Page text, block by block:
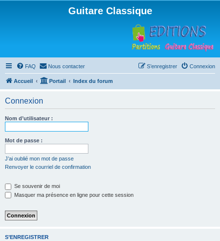
Guitare Classique
FAQ Nous contacter Connexion
S’enregistrer
Accueil Portail Index du forum
Connexion
Nom d’utilisateur :
Mot de passe :
J’ai oublié mon mot de passe
Renvoyer le courriel de confirmation
Se souvenir de moi
Masquer ma présence en ligne pour cette session
S’ENREGISTRER